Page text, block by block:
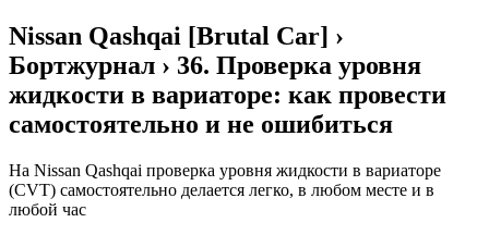
Nissan Qashqai [Brutal Car] ›
Бортжурнал › 36. Проверка уровня
жидкости в вариаторе: как провести
самостоятельно и не ошибиться
На Nissan Qashqai проверка уровня жидкости в вариаторе
(CVT) самостоятельно делается легко, в любом месте и в
любой час